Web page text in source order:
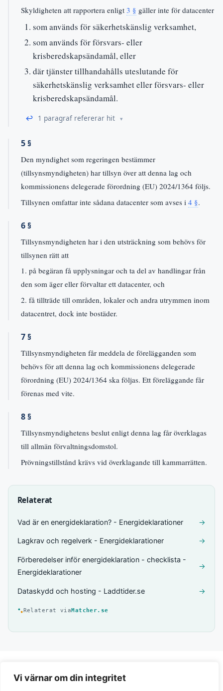
Vi värnar om din integritet
Skyldigheten att rapportera enligt 3 § gäller inte för datacenter
som används för säkerhetskänslig verksamhet,
som används för försvars- eller
krisberedskapsändamål, eller
där tjänster tillhandahålls uteslutande för
säkerhetskänslig verksamhet eller försvars- eller
krisberedskapsändamål.
↩ 1 paragraf refererar hit
5 §
Den myndighet som regeringen bestämmer
(tillsynsmyndigheten) har tillsyn över att denna lag och
kommissionens delegerade förordning (EU) 2024/1364 följs.
Tillsynen omfattar inte sådana datacenter som avses i 4 §.
6 §
Tillsynsmyndigheten har i den utsträckning som behövs för
tillsynen rätt att
1. på begäran få upplysningar och ta del av handlingar från
den som äger eller förvaltar ett datacenter, och
2. få tillträde till områden, lokaler och andra utrymmen inom
datacentret, dock inte bostäder.
7 §
Tillsynsmyndigheten får meddela de förelägganden som
behövs för att denna lag och kommissionens delegerade
förordning (EU) 2024/1364 ska följas. Ett föreläggande får
förenas med vite.
8 §
Tillsynsmyndighetens beslut enligt denna lag får överklagas
till allmän förvaltningsdomstol.
Prövningstillstånd krävs vid överklagande till kammarrätten.
Relaterat
Vad är en energideklaration? - Energideklarationer →
Lagkrav och regelverk - Energideklarationer →
Förberedelser inför energideklaration - checklista -
Energideklarationer
→
Dataskydd och hosting - Laddtider.se →
Relaterat viaMatcher.se